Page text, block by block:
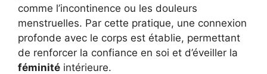
comme l’incontinence ou les douleurs
menstruelles. Par cette pratique, une connexion
profonde avec le corps est établie, permettant
de renforcer la confiance en soi et d’éveiller la
féminité intérieure.